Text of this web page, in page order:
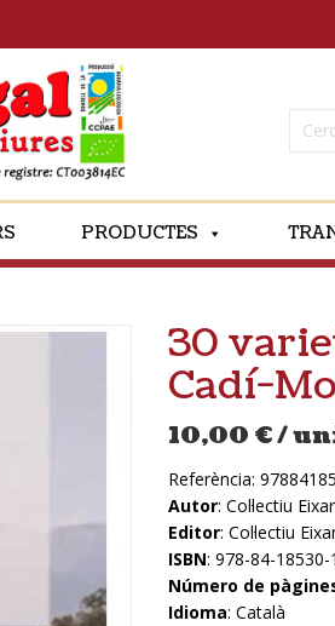
Cerca:
PRODUCTES
30
Cadí-
10,00 €/
Referència:
Autor: Col·lectiu
Editor: Col·lectiu
ISBN: 978-84-18530-
Número de
Idioma: Català